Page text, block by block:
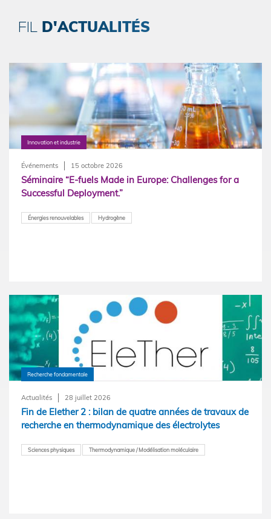
FIL D'ACTUALITÉS
Innovation et industrie
Événements 15 octobre 2026
Séminaire “E-fuels Made in Europe: Challenges for a
Successful Deployment.”
Énergies renouvelables Hydrogène
Recherche fondamentale
Actualités 28 juillet 2026
Fin de Elether 2 : bilan de quatre années de travaux de
recherche en thermodynamique des électrolytes
Sciences physiques Thermodynamique / Modélisation moléculaire